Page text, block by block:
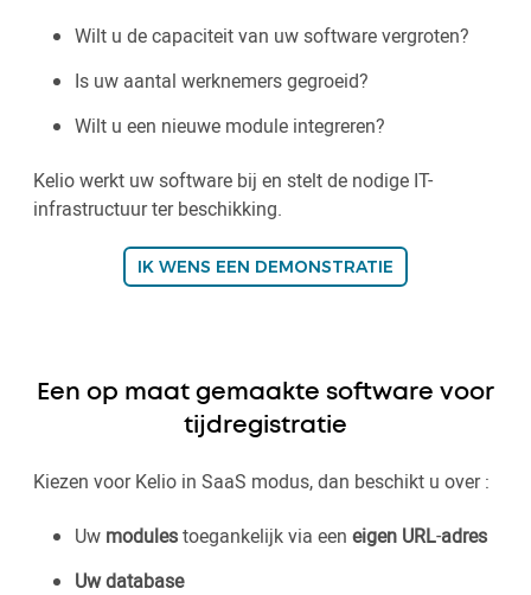
Wilt u de capaciteit van uw software vergroten?
Is uw aantal werknemers gegroeid?
Wilt u een nieuwe module integreren?
Kelio werkt uw software bij en stelt de nodige IT-
infrastructuur ter beschikking.
IK WENS EEN DEMONSTRATIE
Een op maat gemaakte software voor
tijdregistratie
Kiezen voor Kelio in SaaS modus, dan beschikt u over :
Uw modulestoegankelijk via een eigen URL-adres
Uw database